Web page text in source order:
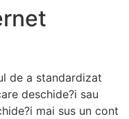
de a standardizat
deschide?i sau
mai sus un cont